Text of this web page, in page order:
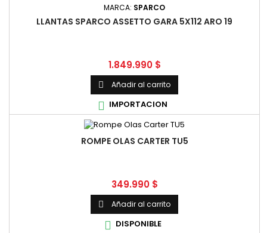
MARCA: SPARCO
LLANTAS SPARCO ASSETTO GARA 5X112 ARO 19
Precio
1.849.990 $
 Añadir al carrito
 IMPORTACION
ROMPE OLAS CARTER TU5
Precio
349.990 $
 Añadir al carrito
 DISPONIBLE